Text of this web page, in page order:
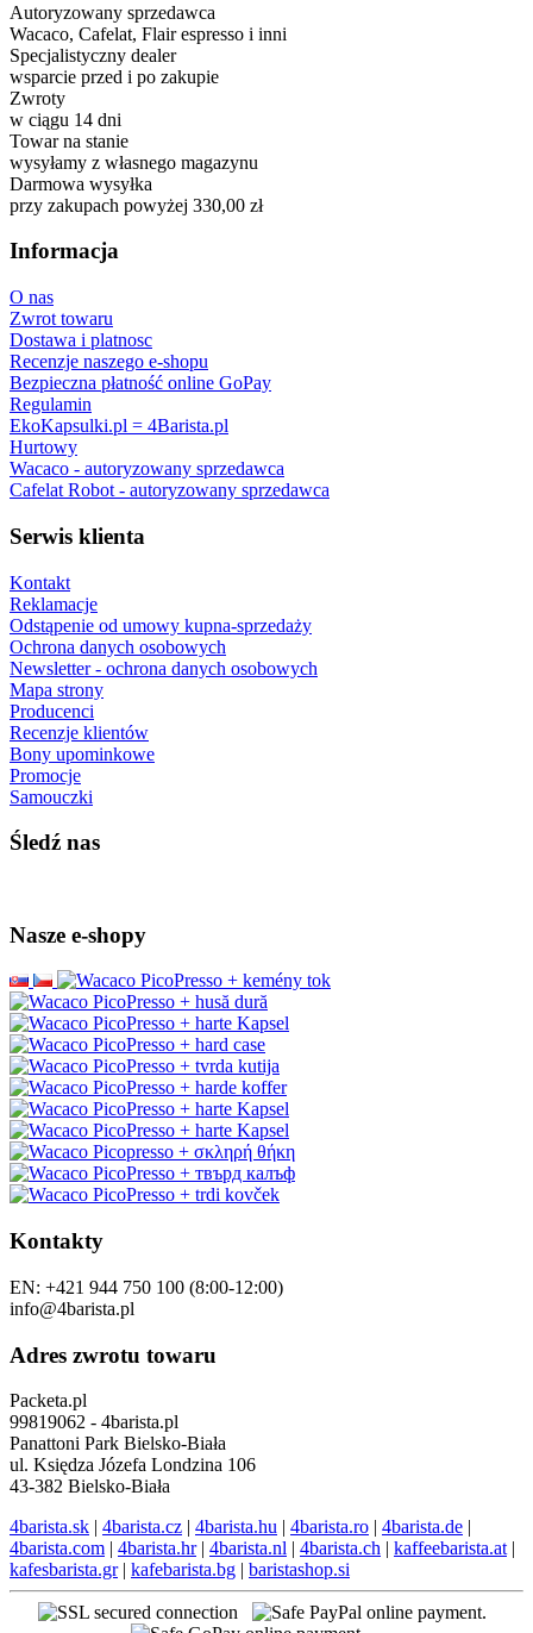
Autoryzowany sprzedawca
Wacaco, Cafelat, Flair espresso i inni
Specjalistyczny dealer
wsparcie przed i po zakupie
Zwroty
w ciągu 14 dni
Towar na stanie
wysyłamy z własnego magazynu
Darmowa wysyłka
przy zakupach powyżej 330,00 zł
Informacja
O nas
Zwrot towaru
Dostawa i platnosc
Recenzje naszego e-shopu
Bezpieczna płatność online GoPay
Regulamin
EkoKapsulki.pl = 4Barista.pl
Hurtowy
Wacaco - autoryzowany sprzedawca
Cafelat Robot - autoryzowany sprzedawca
Serwis klienta
Kontakt
Reklamacje
Odstąpenie od umowy kupna-sprzedaży
Ochrona danych osobowych
Newsletter - ochrona danych osobowych
Mapa strony
Producenci
Recenzje klientów
Bony upominkowe
Promocje
Samouczki
Śledź nas
Nasze e-shopy
Kontakty
EN: +421 944 750 100 (8:00-12:00)
info@4barista.pl
Adres zwrotu towaru
Packeta.pl
99819062 - 4barista.pl
Panattoni Park Bielsko-Biała
ul. Księdza Józefa Londzina 106
43-382 Bielsko-Biała
4barista.sk | 4barista.cz | 4barista.hu | 4barista.ro | 4barista.de |
4barista.com | 4barista.hr| 4barista.nl | 4barista.ch | kaffeebarista.at |
kafesbarista.gr| kafebarista.bg | baristashop.si